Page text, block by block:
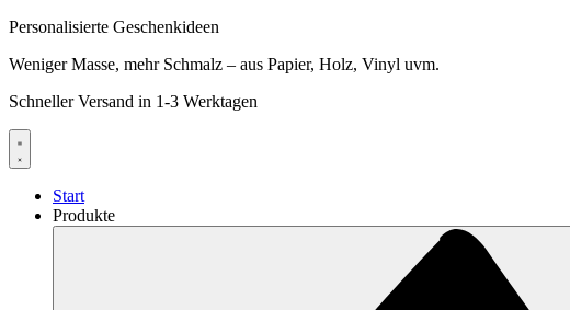
Personalisierte Geschenkideen
Weniger Masse, mehr Schmalz – aus Papier, Holz, Vinyl uvm.
Schneller Versand in 1-3 Werktagen
Start
Produkte